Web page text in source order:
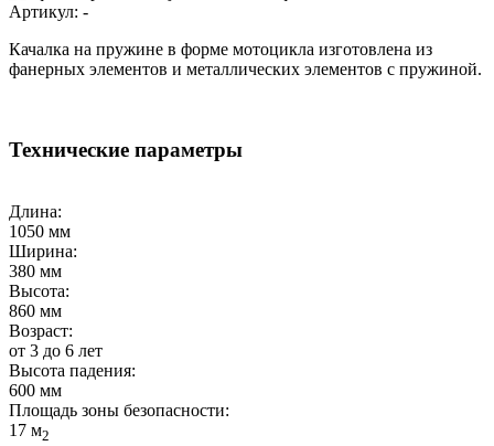
Артикул: -
Качалка на пружине в форме мотоцикла изготовлена из
фанерных элементов и металлических элементов с пружиной.
Технические параметры
Длина:
1050 мм
Ширина:
380 мм
Высота:
860 мм
Возраст:
от 3 до 6 лет
Высота падения:
600 мм
Площадь зоны безопасности:
17 м2